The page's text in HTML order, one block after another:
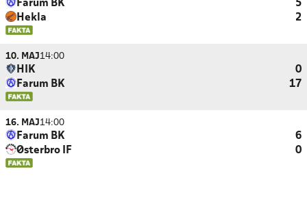
Farum BK
5
Hekla
2
10. MAJ14:00
HIK
0
Farum BK
17
16. MAJ14:00
Farum BK
6
Østerbro IF
0